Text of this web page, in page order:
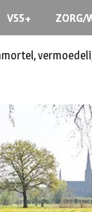
V55+ ZORG/
dat?